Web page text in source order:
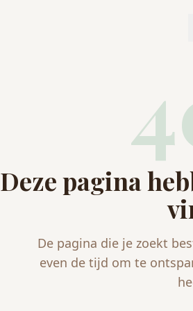
Deze pagina
De pagina die je zoekt
even de tijd om te